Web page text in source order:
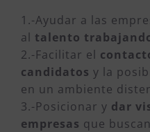
1.-Ayudar a las
al talento
2.-Facilitar el
candidatos y la
en un ambiente
3.-Posicionar y dar
empresas que